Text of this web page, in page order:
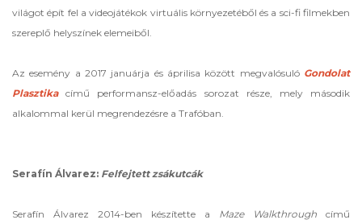
világot épít fel a videojátékok virtuális környezetéből és a sci-fi filmekben
szereplő helyszínek elemeiből.
Az esemény a 2017 januárja és áprilisa között megvalósuló Gondolat
Plasztikacímű performansz-előadás sorozat része, mely második
alkalommal kerül megrendezésre a Trafóban.
Serafín Álvarez: Felfejtett zsákutcák
Serafín Álvarez 2014-ben készítette a Maze Walkthrough című